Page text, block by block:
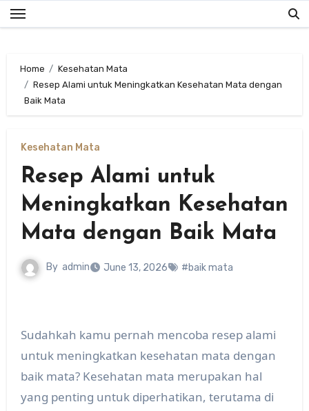
Skip
to
Home
Kesehatan Mata
Resep Alami untuk Meningkatkan Kesehatan Mata dengan
Baik Mata
Kesehatan Mata
Resep Alami untuk
Meningkatkan Kesehatan
Mata dengan Baik Mata
By admin June 13, 2026 #baik mata
Sudahkah kamu pernah mencoba resep alami
untuk meningkatkan kesehatan mata dengan
baik mata? Kesehatan mata merupakan hal
yang penting untuk diperhatikan, terutama di